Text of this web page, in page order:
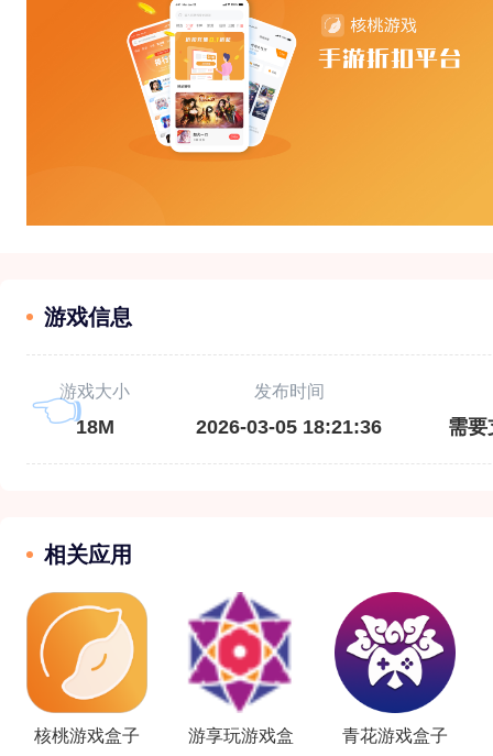
游戏信息
游戏大小
18M
发布时间
2026-03-05 18:21:36 需要
相关应用
核桃游戏盒子 游享玩游戏盒 青花游戏盒子